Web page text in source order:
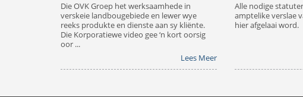
Die OVK Groep het werksaamhede in
verskeie landbougebiede en lewer wye
reeks produkte en dienste aan sy kliënte.
Die Korporatiewe video gee ‘n kort oorsig
oor ...
Lees Meer
Alle nodige
amptelike verslae
hier afgelaai word.